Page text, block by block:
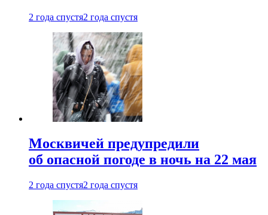
2 года спустя2 года спустя
Москвичей предупредили
об опасной погоде в ночь на 22 мая
2 года спустя2 года спустя